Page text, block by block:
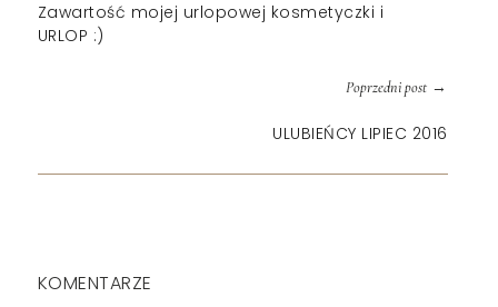
Zawartość mojej urlopowej kosmetyczki i
URLOP :)
Poprzedni post→
ULUBIEŃCY LIPIEC 2016
KOMENTARZE